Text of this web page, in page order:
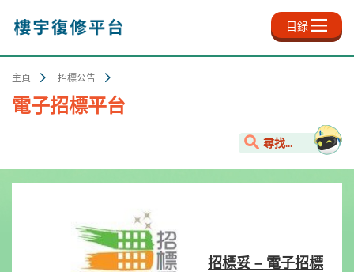
內
目錄
主頁 招標公告
電子招標平台
尋找...
招標妥 – 電子招標